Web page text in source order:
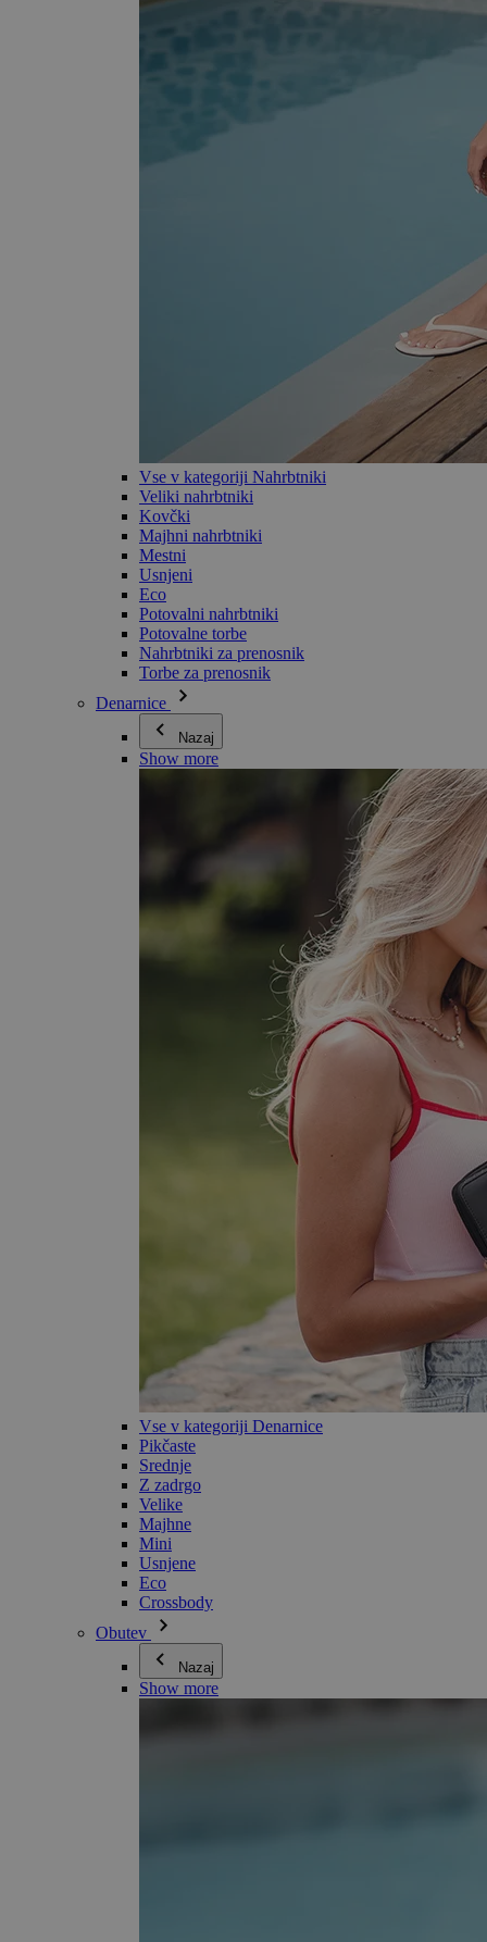
Vse v kategoriji Nahrbtniki
Veliki nahrbtniki
Kovčki
Majhni nahrbtniki
Mestni
Usnjeni
Eco
Potovalni nahrbtniki
Potovalne torbe
Nahrbtniki za prenosnik
Torbe za prenosnik
Denarnice
Nazaj
Show more
Vse v kategoriji Denarnice
Pikčaste
Srednje
Z zadrgo
Velike
Majhne
Mini
Usnjene
Eco
Crossbody
Obutev
Nazaj
Show more